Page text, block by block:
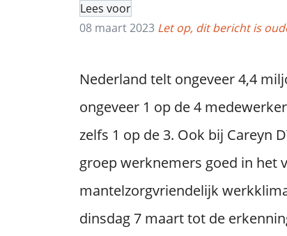
Lees voor
08 maart 2023 Let op, dit bericht is
Nederland telt ongeveer 4,4
ongeveer 1 op de 4
zelfs 1 op de 3. Ook bij Careyn
groep werknemers goed in het
mantelzorgvriendelijk
dinsdag 7 maart tot de